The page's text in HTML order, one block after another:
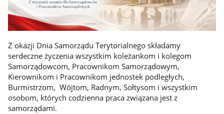
Z okazji Dnia Samorządu Terytorialnego składamy
serdeczne życzenia wszystkim koleżankom i kolegom
Samorządowcom, Pracownikom Samorządowym,
Kierownikom i Pracownikom jednostek podległych,
Burmistrzom, Wójtom, Radnym, Sołtysom i wszystkim
osobom, których codzienna praca związana jest z
samorządami.